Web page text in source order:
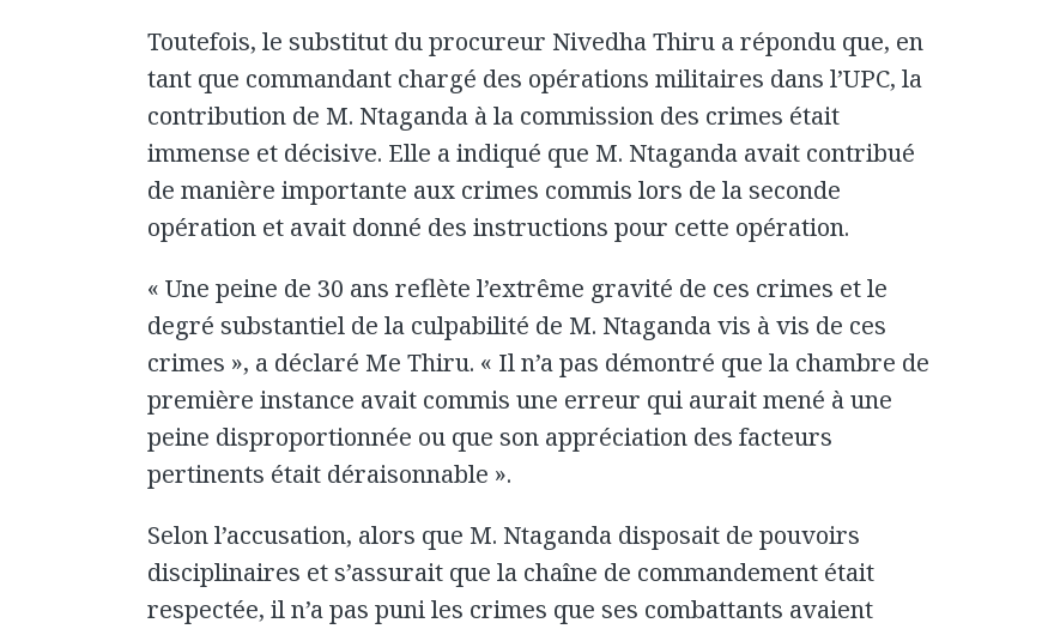
Toutefois, le substitut du procureur Nivedha Thiru a répondu que, en
tant que commandant chargé des opérations militaires dans l’UPC, la
contribution de M. Ntaganda à la commission des crimes était
immense et décisive. Elle a indiqué que M. Ntaganda avait contribué
de manière importante aux crimes commis lors de la seconde
opération et avait donné des instructions pour cette opération.
« Une peine de 30 ans reflète l’extrême gravité de ces crimes et le
degré substantiel de la culpabilité de M. Ntaganda vis à vis de ces
crimes », a déclaré Me Thiru. « Il n’a pas démontré que la chambre de
première instance avait commis une erreur qui aurait mené à une
peine disproportionnée ou que son appréciation des facteurs
pertinents était déraisonnable ».
Selon l’accusation, alors que M. Ntaganda disposait de pouvoirs
disciplinaires et s’assurait que la chaîne de commandement était
respectée, il n’a pas puni les crimes que ses combattants avaient